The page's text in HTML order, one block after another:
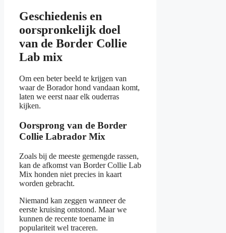
Geschiedenis en
oorspronkelijk doel
van de Border Collie
Lab mix
Om een beter beeld te krijgen van
waar de Borador hond vandaan komt,
laten we eerst naar elk ouderras
kijken.
Oorsprong van de Border
Collie Labrador Mix
Zoals bij de meeste gemengde rassen,
kan de afkomst van Border Collie Lab
Mix honden niet precies in kaart
worden gebracht.
Niemand kan zeggen wanneer de
eerste kruising ontstond. Maar we
kunnen de recente toename in
populariteit wel traceren.